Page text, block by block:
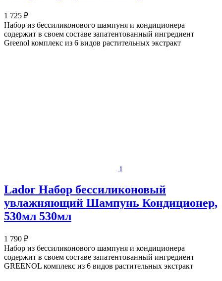
1 725 ₽
Набор из бессиликонового шампуня и кондиционера
содержит в своем составе запатентованный ингредиент
Greenol комплекс из 6 видов растительных экстракт
i
Lador Набор бессиликоновый
увлажняющий Шампунь Кондиционер,
530мл 530мл
1 790 ₽
Набор из бессиликонового шампуня и кондиционера
содержит в своем составе запатентованный ингредиент
GREENOL комплекс из 6 видов растительных экстракт